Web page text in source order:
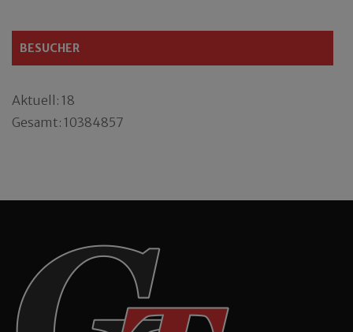
BESUCHER
Aktuell: 18
Gesamt: 10384857